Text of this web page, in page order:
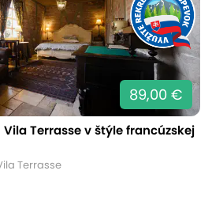
89,00 €
Terrasse v štýle francúzskej
Terrasse